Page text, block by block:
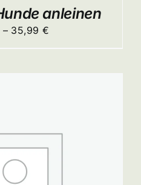
anleinen
– 35,99 €
22,99 €